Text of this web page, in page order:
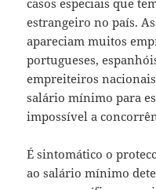
casos especiais que
estrangeiro no país.
apareciam muitos
portugueses,
empreiteiros
salário mínimo para
impossível a
É sintomático o
ao salário mínimo